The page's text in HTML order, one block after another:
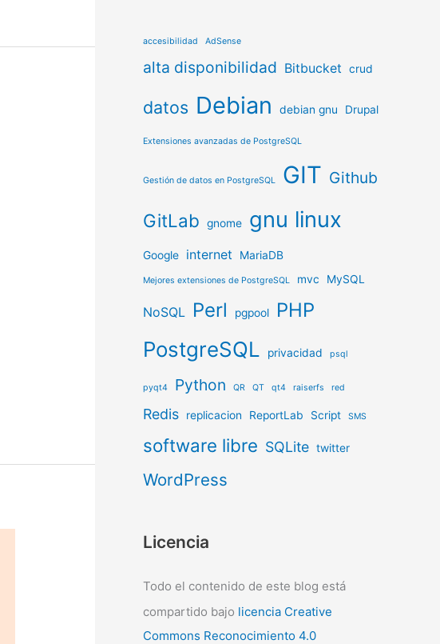
accesibilidad AdSense
alta disponibilidad Bitbucket crud
datos Debian debian gnu Drupal
Extensiones avanzadas de PostgreSQL
Gestión de datos en PostgreSQL GIT Github
GitLab gnome gnu linux
Google internet MariaDB
Mejores extensiones de PostgreSQL mvc MySQL
NoSQL Perl pgpool PHP
PostgreSQL privacidad psql
pyqt4 Python QR QT qt4 raiserfs red
Redis replicacion ReportLab Script SMS
software libre SQLite twitter
WordPress
Licencia
Todo el contenido de este blog está
compartido bajo licencia Creative
Commons Reconocimiento 4.0